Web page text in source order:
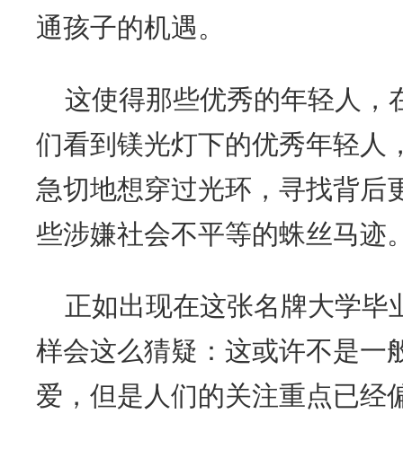
通孩子的机遇。
这使得那些优秀的年轻人，
们看到镁光灯下的优秀年轻人
急切地想穿过光环，寻找背后
些涉嫌社会不平等的蛛丝马迹
正如出现在这张名牌大学毕
样会这么猜疑：这或许不是一
爱，但是人们的关注重点已经